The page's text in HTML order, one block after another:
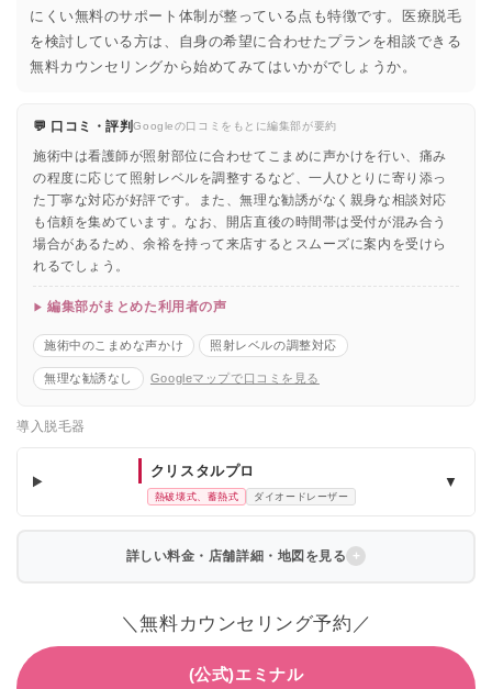
にくい無料のサポート体制が整っている点も特徴です。医療脱毛
を検討している方は、自身の希望に合わせたプランを相談できる
無料カウンセリングから始めてみてはいかがでしょうか。
💬 口コミ・評判Googleの口コミをもとに編集部が要約
施術中は看護師が照射部位に合わせてこまめに声かけを行い、痛み
の程度に応じて照射レベルを調整するなど、一人ひとりに寄り添っ
た丁寧な対応が好評です。また、無理な勧誘がなく親身な相談対応
も信頼を集めています。なお、開店直後の時間帯は受付が混み合う
場合があるため、余裕を持って来店するとスムーズに案内を受けら
れるでしょう。
編集部がまとめた利用者の声
施術中のこまめな声かけ 照射レベルの調整対応
無理な勧誘なし Googleマップで口コミを見る
導入脱毛器
クリスタルプロ
熱破壊式、蓄熱式 ダイオードレーザー
▼
詳しい料金・店舗詳細・地図を見る
＼無料カウンセリング予約／
(公式)エミナル